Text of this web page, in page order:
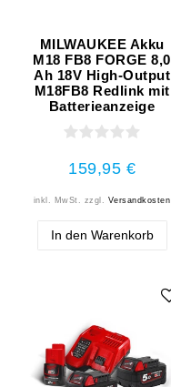
MILWAUKEE Akku
M18 FB8 FORGE 8,0
Ah 18V High-Output
M18FB8 Redlink mit
Batterieanzeige
159,95 €
inkl. MwSt. zzgl. Versandkosten
In den Warenkorb